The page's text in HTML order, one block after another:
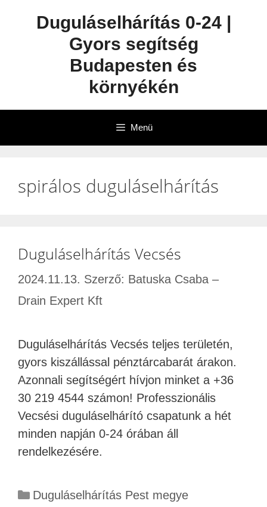
Duguláselhárítás 0-24 |
Gyors segítség
Budapesten és
környékén
Menü
spirálos duguláselhárítás
Duguláselhárítás Vecsés
2024.11.13. Szerző: Batuska Csaba –
Drain Expert Kft
Duguláselhárítás Vecsés teljes területén,
gyors kiszállással pénztárcabarát árakon.
Azonnali segítségért hívjon minket a +36
30 219 4544 számon! Professzionális
Vecsési duguláselhárító csapatunk a hét
minden napján 0-24 órában áll
rendelkezésére.
Duguláselhárítás Pest megye